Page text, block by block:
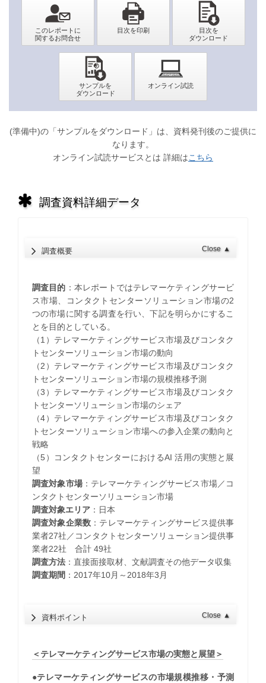
(準備中)の「サンプルをダウンロード」は、資料発刊後のご提供に
なります。
オンライン試読サービスとは 詳細はこちら
調査資料詳細データ
調査概要 Close ▲
調査目的 ：本レポートではテレマーケティングサービ
ス市場、コンタクトセンターソリューション市場の2
つの市場に関する調査を行い、下記を明らかにするこ
とを目的としている。
（1）テレマーケティングサービス市場及びコンタク
トセンターソリューション市場の動向
（2）テレマーケティングサービス市場及びコンタク
トセンターソリューション市場の規模推移予測
（3）テレマーケティングサービス市場及びコンタク
トセンターソリューション市場のシェア
（4）テレマーケティングサービス市場及びコンタク
トセンターソリューション市場への参入企業の動向と
戦略
（5）コンタクトセンターにおけるAI 活用の実態と展
望
調査対象市場：テレマーケティングサービス市場／コ
ンタクトセンターソリューション市場
調査対象エリア：日本
調査対象企業数 ：テレマーケティングサービス提供事
業者27社／コンタクトセンターソリューション提供事
業者22社 合計 49社
調査方法：直接面接取材、文献調査その他データ収集
調査期間 ：2017年10月～2018年3月
資料ポイント Close ▲
＜テレマーケティングサービス市場の実態と展望＞
●テレマーケティングサービスの市場規模推移・予測